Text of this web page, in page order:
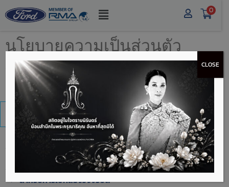
0
นโยบายความเป็นส่วนตัว
หากต้องการรายละเอียดเพิ่มติม หรือมีข้อสงสัย สามารถ
ติดต่อเราได้ที่
ติดต่อเรา
สำหรับลูกค้า
สำหรับคู่ค้า
สำหรับผู้สมัครงานและบุคคลากร
สำหรับการใช้กล้องวงจรปิด
CLOSE